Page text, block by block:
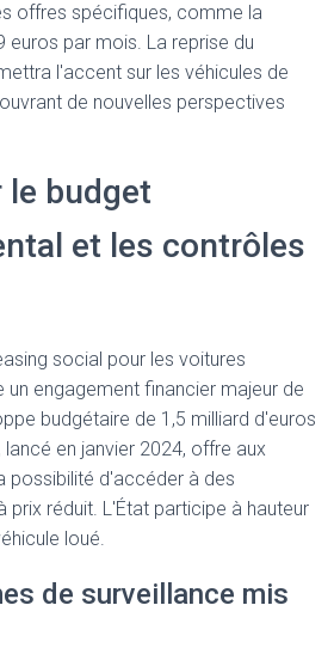
offres spécifiques, comme la
euros par mois. La reprise du
l'accent sur les véhicules de
de nouvelles perspectives
le budget
et les contrôles
social pour les voitures
un engagement financier majeur de
budgétaire de 1,5 milliard d'euros
en janvier 2024, offre aux
possibilité d'accéder à des
prix réduit. L'État participe à hauteur
loué.
de surveillance mis